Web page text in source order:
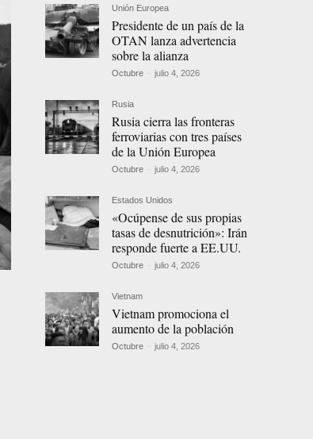
Unión Europea
Presidente de un país de la
OTAN lanza advertencia
sobre la alianza
Octubre - julio 4, 2026
Rusia
Rusia cierra las fronteras
ferroviarias con tres países
de la Unión Europea
Octubre - julio 4, 2026
Estados Unidos
«Ocúpense de sus propias
tasas de desnutrición»: Irán
responde fuerte a EE.UU.
Octubre - julio 4, 2026
Vietnam
Vietnam promociona el
aumento de la población
Octubre - julio 4, 2026